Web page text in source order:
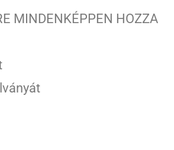
MINDENKÉPPEN HOZZA